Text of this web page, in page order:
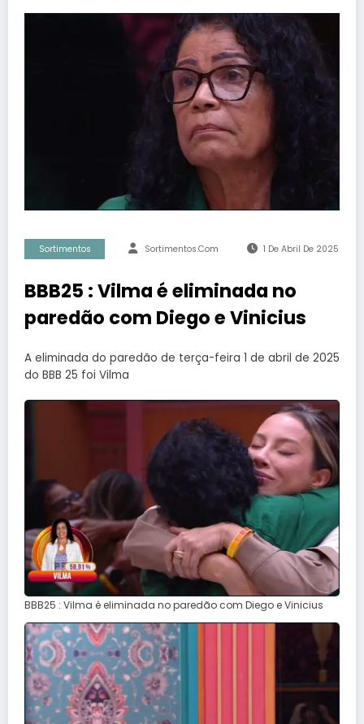
Sortimentos Sortimentos.com 1 De Abril De 2025
BBB25 : Vilma é eliminada no
paredão com Diego e Vinicius
A eliminada do paredão de terça-feira 1 de abril de 2025
do BBB 25 foi Vilma
BBB25 : Vilma é eliminada no paredão com Diego e Vinicius